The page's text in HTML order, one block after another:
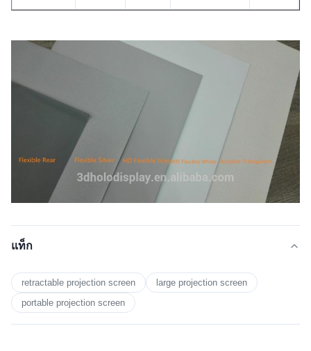
แท็ก
retractable projection screen
large projection screen
portable projection screen